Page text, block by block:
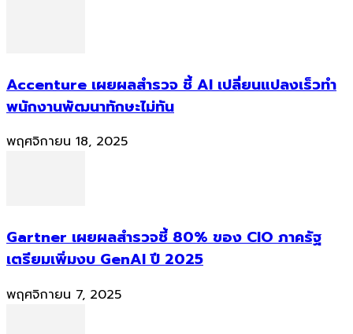
Accenture เผยผลสำรวจ ชี้ AI เปลี่ยนแปลงเร็วทำ
พนักงานพัฒนาทักษะไม่ทัน
พฤศจิกายน 18, 2025
Gartner เผยผลสำรวจชี้ 80% ของ CIO ภาครัฐ
เตรียมเพิ่มงบ GenAI ปี 2025
พฤศจิกายน 7, 2025